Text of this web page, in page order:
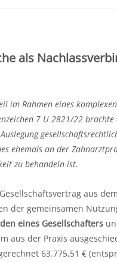
als
im Rahmen eines
7 U 2821/22
ehemals an der
zu behandeln ist.
aus
der gemeinsamen
eines Gesellschafters
aus der Praxis
63.775,51 €